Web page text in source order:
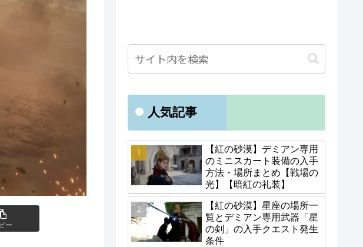
ー
人気記事
【紅の砂漠】デミアン専用
のミニスカート装備の入手
方法・場所まとめ【戦場の
光】【暗紅の礼装】
【紅の砂漠】星座の場所一
覧とデミアン専用武器「星
の剣」の入手クエスト発生
条件